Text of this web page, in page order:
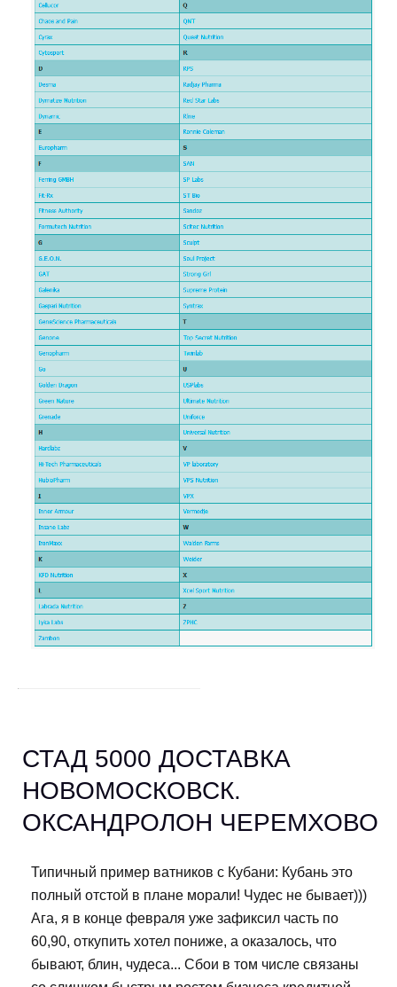
СТАД 5000 ДОСТАВКА
НОВОМОСКОВСК.
ОКСАНДРОЛОН ЧЕРЕМХОВО
Типичный пример ватников с Кубани: Кубань это
полный отстой в плане морали! Чудес не бывает)))
Ага, я в конце февраля уже зафиксил часть по
60,90, откупить хотел пониже, а оказалось, что
бывают, блин, чудеса... Сбои в том числе связаны